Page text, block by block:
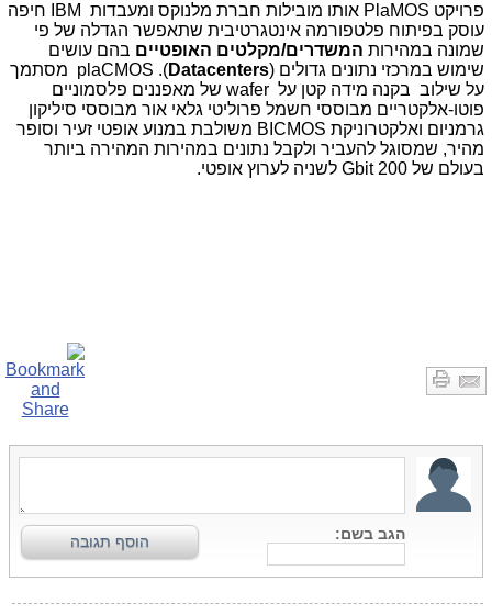
פרויקט PlaMOS אותו מובילות חברת מלנוקס ומעבדות IBM
חיפה
עוסק בפיתוח פלטפורמה אינטגרטיבית שתאפשר הגדלה של פי
שמונה במהירות המשדרים/מקלטים האופטיים בהם עושים
שימוש במרכזי נתונים גדולים (Datacenters
).
plaCMOS מסתמך
על שילוב בקנה מידה קטן על wafer של מאפננים פלסמוניים
פוטו-אלקטריים מבוססי חשמל פרוליטי גלאי אור מבוססי סיליקון
גרמניום ואלקטרוניקת BICMOS משולבת במנוע אופטי זעיר וסופר
מהיר, שמסוגל להעביר ולקבל נתונים במהירות המהירה ביותר
בעולם של 200
Gbit לשניה לערוץ אופטי.